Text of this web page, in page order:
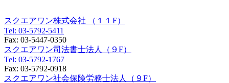
スクエアワン株式会社 （１１F）
Tel: 03-5792-5411
Fax: 03-5447-0350
スクエアワン司法書士法人（９F）
Tel: 03-5792-1767
Fax: 03-5792-0918
スクエアワン社会保険労務士法人（９F）